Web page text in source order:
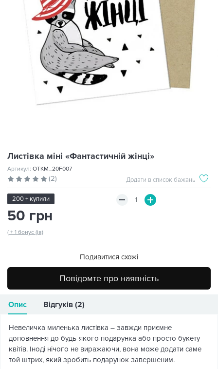
Листівка міні «Фантастичній жінці»
Артикул: OTKM_20F007
(2) Додати в список бажань
200 + купили
50 грн
( + 1 бонус (ів)
Подивитися схожі
Повідомте про наявність
Опис Відгуків (2)
Невеличка миленька листівка – завжди приємне
доповнення до будь-якого подарунка або просто букету
квітів. Іноді нічого не виражаючи, вона може додати саме
той штрих, який зробить подарунок завершеним.